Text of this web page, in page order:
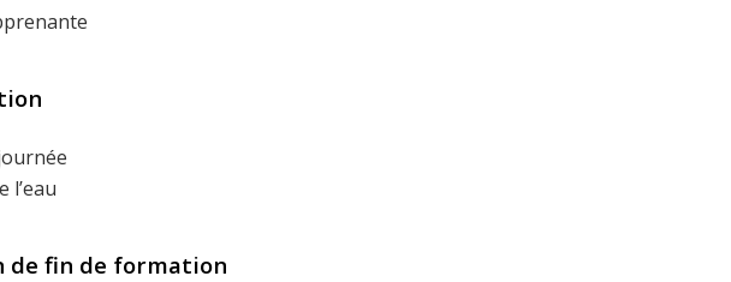
l’eau
de fin de formation